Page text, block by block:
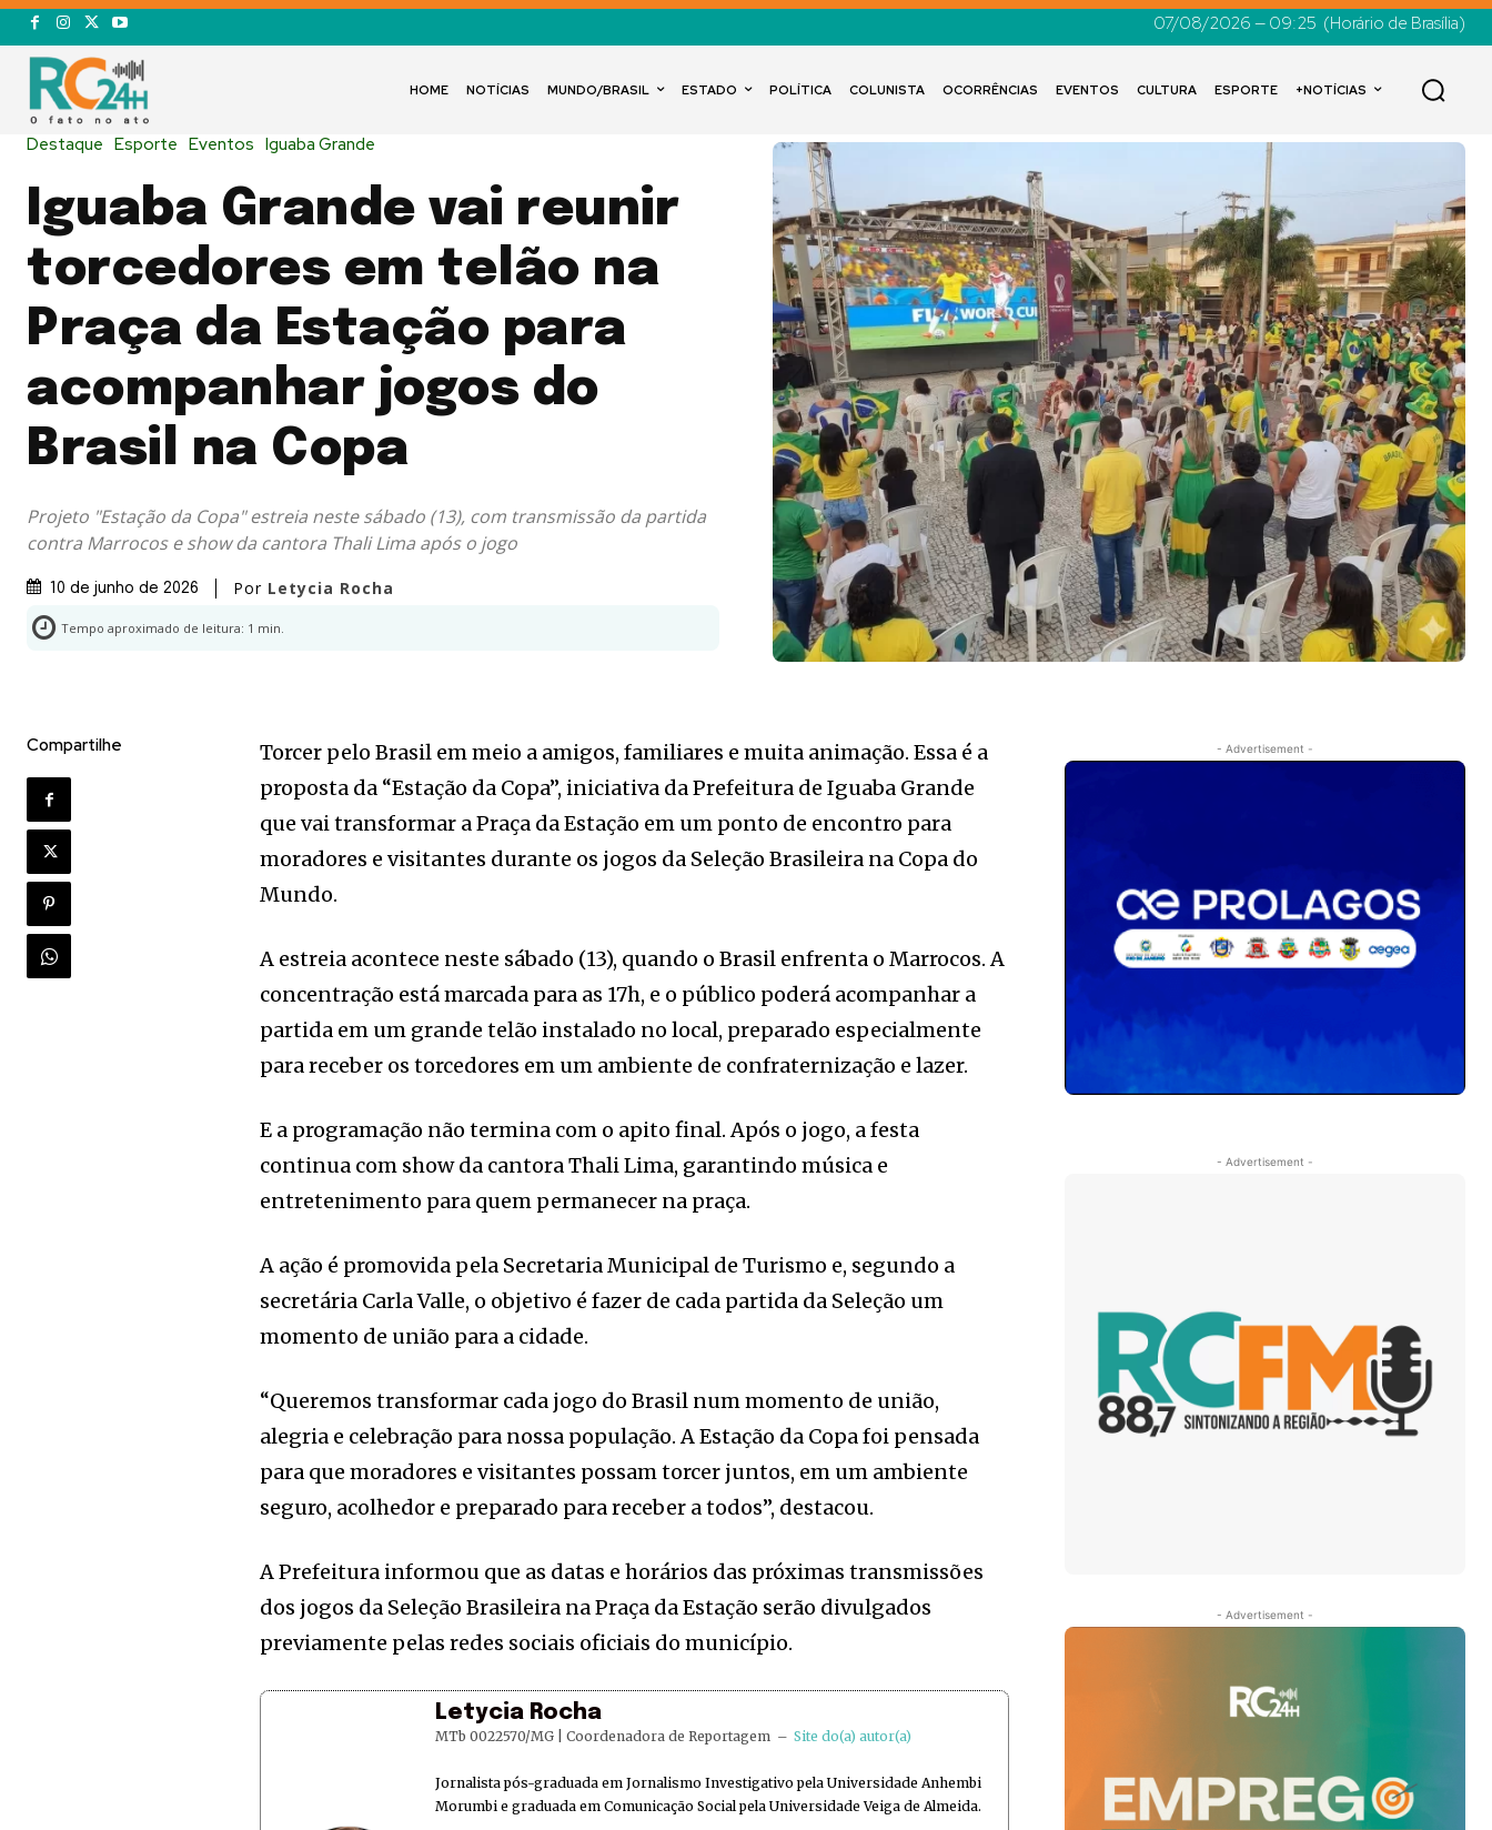
07/08/2026 — 09:25 (Horário de Brasília)
HOME NOTÍCIAS MUNDO/BRASIL ESTADO POLÍTICA COLUNISTA OCORRÊNCIAS EVENTOS CULTURA ESPORTE +NOTÍCIAS
Destaque Esporte Eventos Iguaba Grande
Iguaba Grande vai reunir
torcedores em telão na
Praça da Estação para
acompanhar jogos do
Brasil na Copa
Projeto "Estação da Copa" estreia neste sábado (13), com transmissão da partida
contra Marrocos e show da cantora Thali Lima após o jogo
10 de junho de 2026 Por Letycia Rocha
Tempo aproximado de leitura: 1 min.
Compartilhe
Torcer pelo Brasil em meio a amigos, familiares e muita animação. Essa é a
proposta da “Estação da Copa”, iniciativa da Prefeitura de Iguaba Grande
que vai transformar a Praça da Estação em um ponto de encontro para
moradores e visitantes durante os jogos da Seleção Brasileira na Copa do
Mundo.
A estreia acontece neste sábado (13), quando o Brasil enfrenta o Marrocos. A
concentração está marcada para as 17h, e o público poderá acompanhar a
partida em um grande telão instalado no local, preparado especialmente
para receber os torcedores em um ambiente de confraternização e lazer.
E a programação não termina com o apito final. Após o jogo, a festa
continua com show da cantora Thali Lima, garantindo música e
entretenimento para quem permanecer na praça.
A ação é promovida pela Secretaria Municipal de Turismo e, segundo a
secretária Carla Valle, o objetivo é fazer de cada partida da Seleção um
momento de união para a cidade.
“Queremos transformar cada jogo do Brasil num momento de união,
alegria e celebração para nossa população. A Estação da Copa foi pensada
para que moradores e visitantes possam torcer juntos, em um ambiente
seguro, acolhedor e preparado para receber a todos”, destacou.
A Prefeitura informou que as datas e horários das próximas transmissões
dos jogos da Seleção Brasileira na Praça da Estação serão divulgados
previamente pelas redes sociais oficiais do município.
Letycia Rocha
MTb 0022570/MG | Coordenadora de Reportagem – Site do(a) autor(a)
Jornalista pós-graduada em Jornalismo Investigativo pela Universidade Anhembi
Morumbi e graduada em Comunicação Social pela Universidade Veiga de Almeida.
- Advertisement -
- Advertisement -
- Advertisement -